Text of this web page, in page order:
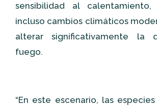
sensibilidad al
incluso cambios climáticos
alterar significativamente la
fuego.
“En este escenario, las